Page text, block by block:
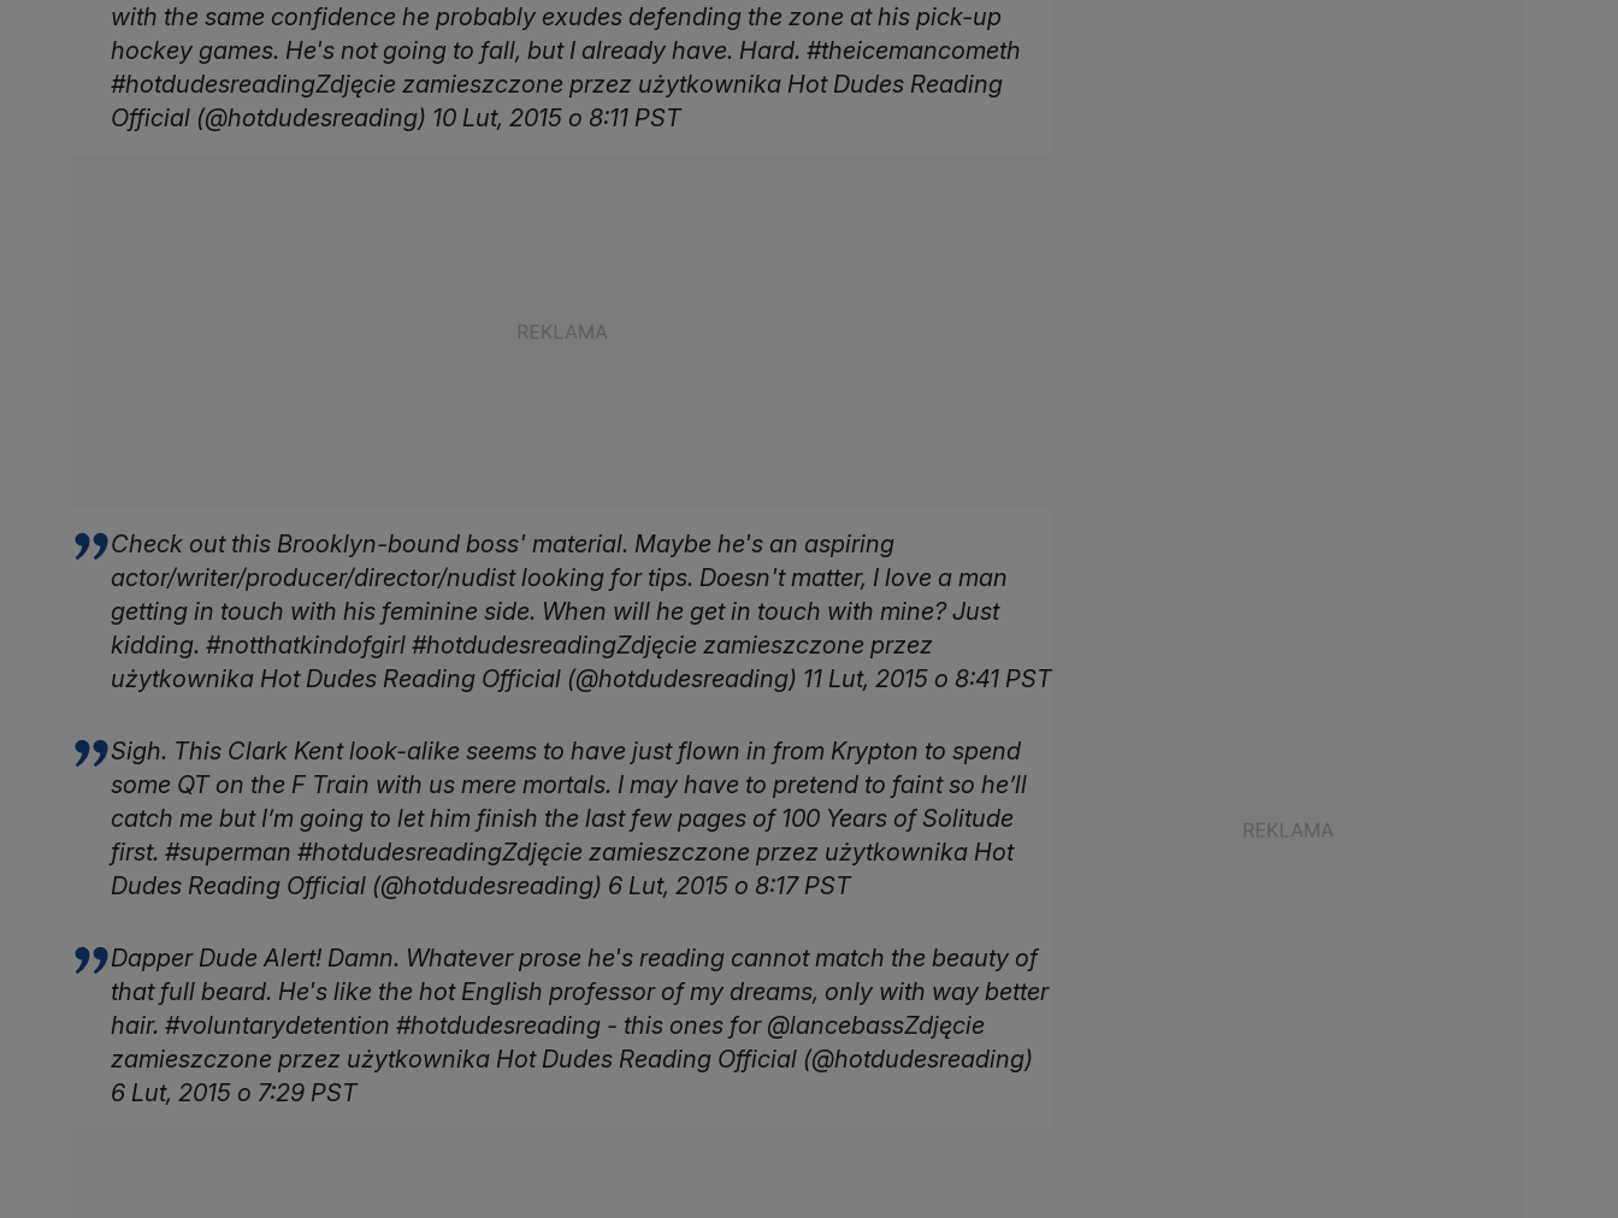
with the same confidence he probably exudes defending the zone at his pick-up
hockey games. He's not going to fall, but I already have. Hard. #theicemancometh
#hotdudesreadingZdjęcie zamieszczone przez użytkownika Hot Dudes Reading
Official (@hotdudesreading) 10 Lut, 2015 o 8:11 PST
Check out this Brooklyn-bound boss' material. Maybe he's an aspiring
actor/writer/producer/director/nudist looking for tips. Doesn't matter, I love a man
getting in touch with his feminine side. When will he get in touch with mine? Just
kidding. #notthatkindofgirl #hotdudesreadingZdjęcie zamieszczone przez
użytkownika Hot Dudes Reading Official (@hotdudesreading) 11 Lut, 2015 o 8:41 PST
Sigh. This Clark Kent look-alike seems to have just flown in from Krypton to spend
some QT on the F Train with us mere mortals. I may have to pretend to faint so he’ll
catch me but I’m going to let him finish the last few pages of 100 Years of Solitude
first. #superman #hotdudesreadingZdjęcie zamieszczone przez użytkownika Hot
Dudes Reading Official (@hotdudesreading) 6 Lut, 2015 o 8:17 PST
Dapper Dude Alert! Damn. Whatever prose he's reading cannot match the beauty of
that full beard. He's like the hot English professor of my dreams, only with way better
hair. #voluntarydetention #hotdudesreading - this ones for @lancebassZdjęcie
zamieszczone przez użytkownika Hot Dudes Reading Official (@hotdudesreading)
6 Lut, 2015 o 7:29 PST